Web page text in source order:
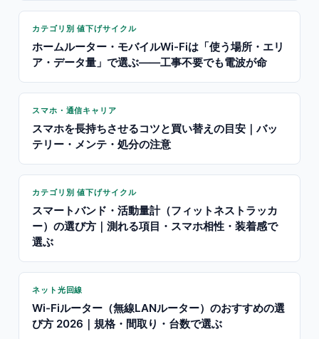
カテゴリ別 値下げサイクル
ホームルーター・モバイルWi-Fiは「使う場所・エリ
ア・データ量」で選ぶ——工事不要でも電波が命
スマホ・通信キャリア
スマホを長持ちさせるコツと買い替えの目安｜バッ
テリー・メンテ・処分の注意
カテゴリ別 値下げサイクル
スマートバンド・活動量計（フィットネストラッカ
ー）の選び方｜測れる項目・スマホ相性・装着感で
選ぶ
ネット光回線
Wi-Fiルーター（無線LANルーター）のおすすめの選
び方 2026｜規格・間取り・台数で選ぶ